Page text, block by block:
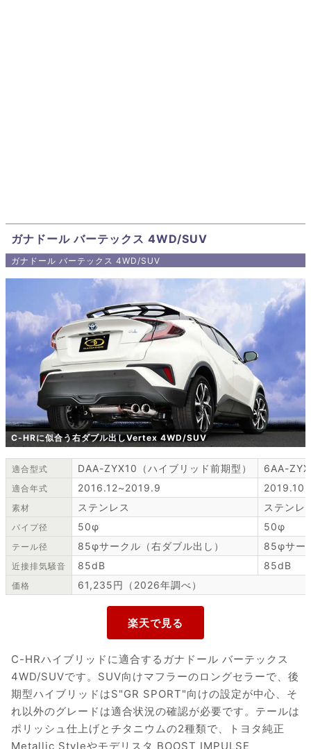
ガナドール バーテックス 4WD/SUV
ガナドール バーテックス 4WD/SUV
C-HRに似合う右ダブル出しVertex 4WD/SUV
適合型式 DAA-ZYX10（ハイブリッド前期型） 6AA-
適合年式 2016.12~2019.9 2019.10
素材 ステンレス ステンレ
パイプ径 50φ 50φ
テール径 85φサークル（右ダブル出し） 85φサー
近接排気騒音 85dB 85dB
価格 61,235円（2026年調べ）
C-HRハイブリッドに適合するガナドール バーテックス
4WD/SUVです。SUV向けマフラーのロングセラーで、後
期型ハイブリッドはS"GR SPORT"向けの設定が中心、そ
れ以外のグレードは適合状況の確認が必要です。テールは
ポリッシュ仕上げとチタニウムの2種類で、トヨタ純正
Metallic Styleやモデリスタ BOOST IMPULSE